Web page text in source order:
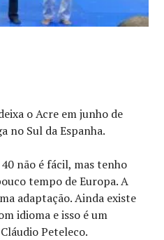
o Acre em junho de
no Sul da Espanha.
não é fácil, mas tenho
tempo de Europa. A
adaptação. Ainda existe
idioma e isso é um
Peteleco.